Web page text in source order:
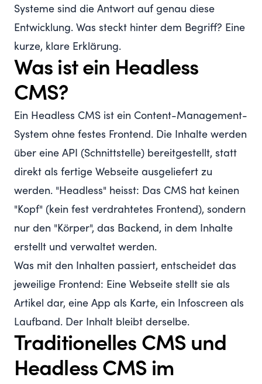
Systeme sind die Antwort auf genau diese
Entwicklung. Was steckt hinter dem Begriff? Eine
kurze, klare Erklärung.
Was ist ein Headless
CMS?
Ein Headless CMS ist ein Content-Management-
System ohne festes Frontend. Die Inhalte werden
über eine API (Schnittstelle) bereitgestellt, statt
direkt als fertige Webseite ausgeliefert zu
werden. "Headless" heisst: Das CMS hat keinen
"Kopf" (kein fest verdrahtetes Frontend), sondern
nur den "Körper", das Backend, in dem Inhalte
erstellt und verwaltet werden.
Was mit den Inhalten passiert, entscheidet das
jeweilige Frontend: Eine Webseite stellt sie als
Artikel dar, eine App als Karte, ein Infoscreen als
Laufband. Der Inhalt bleibt derselbe.
Traditionelles CMS und
Headless CMS im